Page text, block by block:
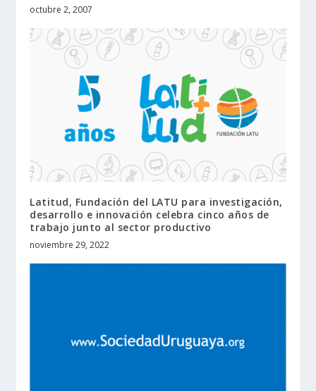
octubre 2, 2007
Latitud, Fundación del LATU para investigación,
desarrollo e innovación celebra cinco años de
trabajo junto al sector productivo
noviembre 29, 2022